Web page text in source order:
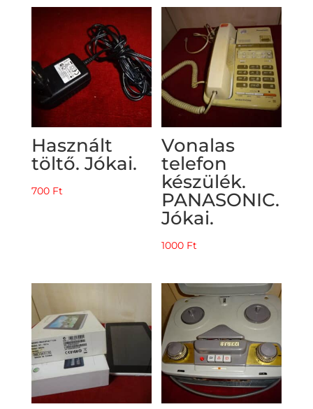
Használt
töltő. Jókai.
700 Ft
Vonalas
telefon
készülék.
PANASONIC.
Jókai.
1000 Ft